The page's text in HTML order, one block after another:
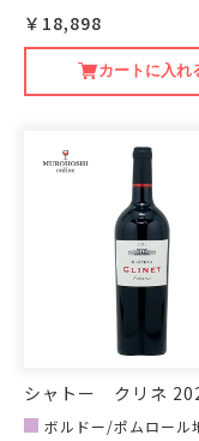
￥18,898
カートに入れ
シャトー クリネ
ボルドー/ポムロール